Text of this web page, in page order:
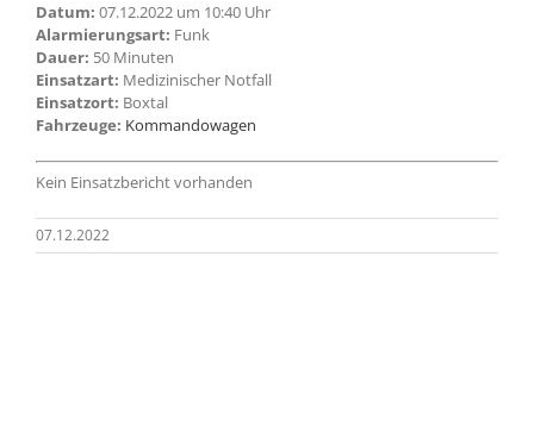
Datum: 07.12.2022 um 10:40 Uhr
Alarmierungsart: Funk
Dauer: 50 Minuten
Einsatzart: Medizinischer Notfall
Einsatzort: Boxtal
Fahrzeuge: Kommandowagen
Kein Einsatzbericht vorhanden
07.12.2022